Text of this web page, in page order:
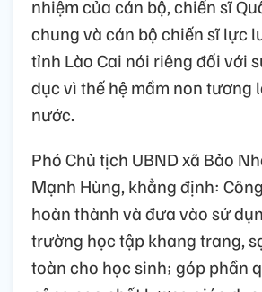
nhiệm của cán bộ, chiến sĩ
chung và cán bộ chiến sĩ lực
tỉnh Lào Cai nói riêng đối với
dục vì thế hệ mầm non tương
nước.
Phó Chủ tịch UBND xã Bảo
Mạnh Hùng, khẳng định:
hoàn thành và đưa vào sử
trường học tập khang trang,
toàn cho học sinh; góp phần